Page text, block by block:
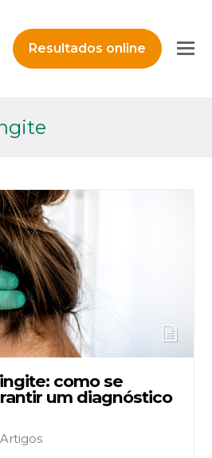
Resultados online
como se
um diagnóstico
Artigos